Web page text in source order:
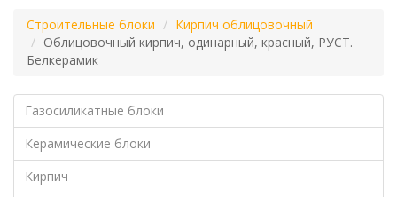
Строительные блоки
Кирпич облицовочный
Облицовочный кирпич, одинарный, красный, РУСТ.
Белкерамик
Газосиликатные блоки
Керамические блоки
Кирпич